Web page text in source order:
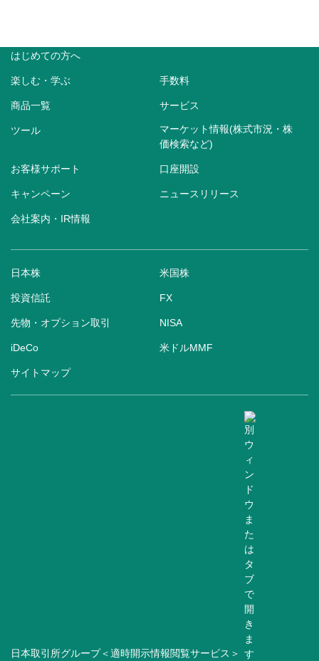
はじめての方へ
楽しむ・学ぶ 手数料
商品一覧 サービス
ツール
マーケット情報(株式市況・株
価検索など)
お客様サポート 口座開設
キャンペーン ニュースリリース
会社案内・IR情報
日本株 米国株
投資信託 FX
先物・オプション取引 NISA
iDeCo 米ドルMMF
サイトマップ
日本取引所グループ＜適時開示情報閲覧サービス＞